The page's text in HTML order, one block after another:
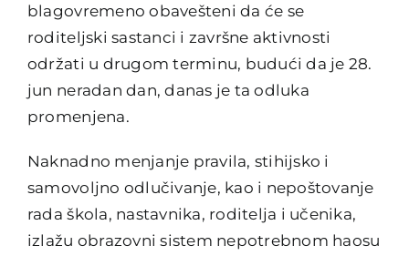
blagovremeno obavešteni da će se
roditeljski sastanci i završne aktivnosti
održati u drugom terminu, budući da je 28.
jun neradan dan, danas je ta odluka
promenjena.
Naknadno menjanje pravila, stihijsko i
samovoljno odlučivanje, kao i nepoštovanje
rada škola, nastavnika, roditelja i učenika,
izlažu obrazovni sistem nepotrebnom haosu